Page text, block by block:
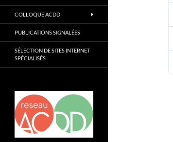
COLLOQUE ACDD
PUBLICATIONS SIGNALÉES
SÉLECTION DE SITES INTERNET
SPÉCIALISÉS